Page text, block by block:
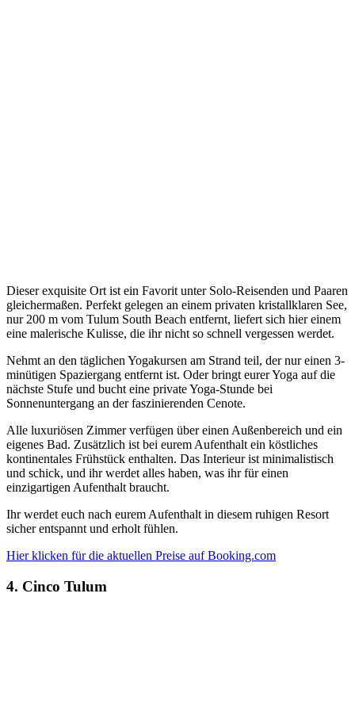
Dieser exquisite Ort ist ein Favorit unter Solo-Reisenden und Paaren
gleichermaßen. Perfekt gelegen an einem privaten kristallklaren See,
nur 200 m vom Tulum South Beach entfernt, liefert sich hier einem
eine malerische Kulisse, die ihr nicht so schnell vergessen werdet.
Nehmt an den täglichen Yogakursen am Strand teil, der nur einen 3-
minütigen Spaziergang entfernt ist. Oder bringt eurer Yoga auf die
nächste Stufe und bucht eine private Yoga-Stunde bei
Sonnenuntergang an der faszinierenden Cenote.
Alle luxuriösen Zimmer verfügen über einen Außenbereich und ein
eigenes Bad. Zusätzlich ist bei eurem Aufenthalt ein köstliches
kontinentales Frühstück enthalten. Das Interieur ist minimalistisch
und schick, und ihr werdet alles haben, was ihr für einen
einzigartigen Aufenthalt braucht.
Ihr werdet euch nach eurem Aufenthalt in diesem ruhigen Resort
sicher entspannt und erholt fühlen.
Hier klicken für die aktuellen Preise auf Booking.com
4. Cinco Tulum